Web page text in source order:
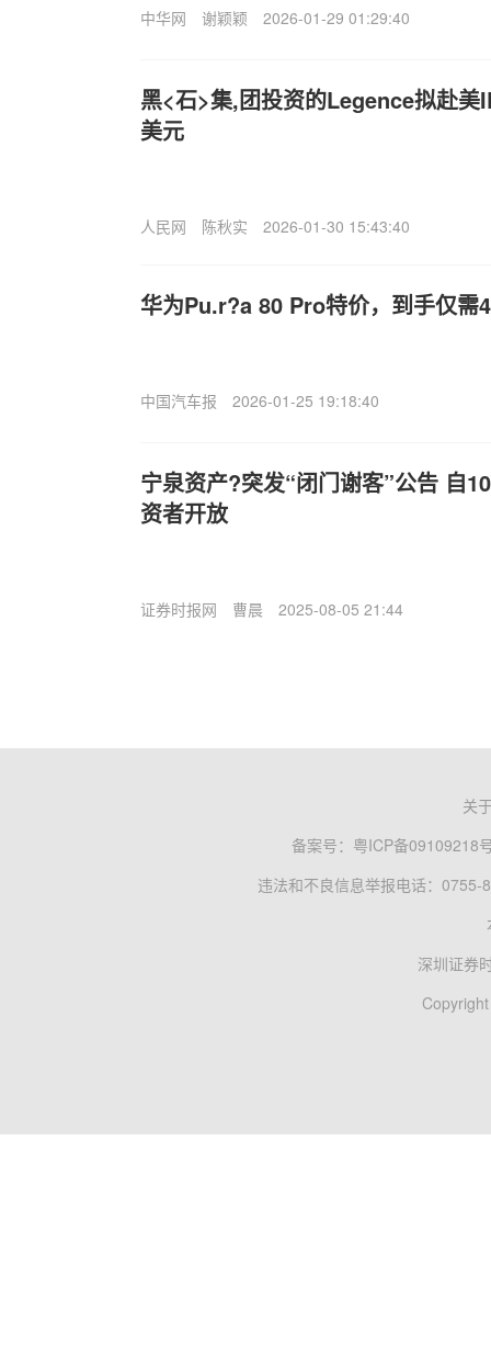
中华网 谢颖颖 2026-01-29 01:29:40
黑<石>集,团投资的Legence拟赴美
美元
人民网 陈秋实 2026-01-30 15:43:40
华为Pu.r?a 80 Pro特价，到手仅需
中国汽车报 2026-01-25 19:18:40
宁泉资产?突发“闭门谢客”公告 自
资者开放
证券时报网 曹晨 2025-08-05 21:44
关
备案号： 粤ICP备09109218
违法和不良信息举报电话：0755-
深圳证券